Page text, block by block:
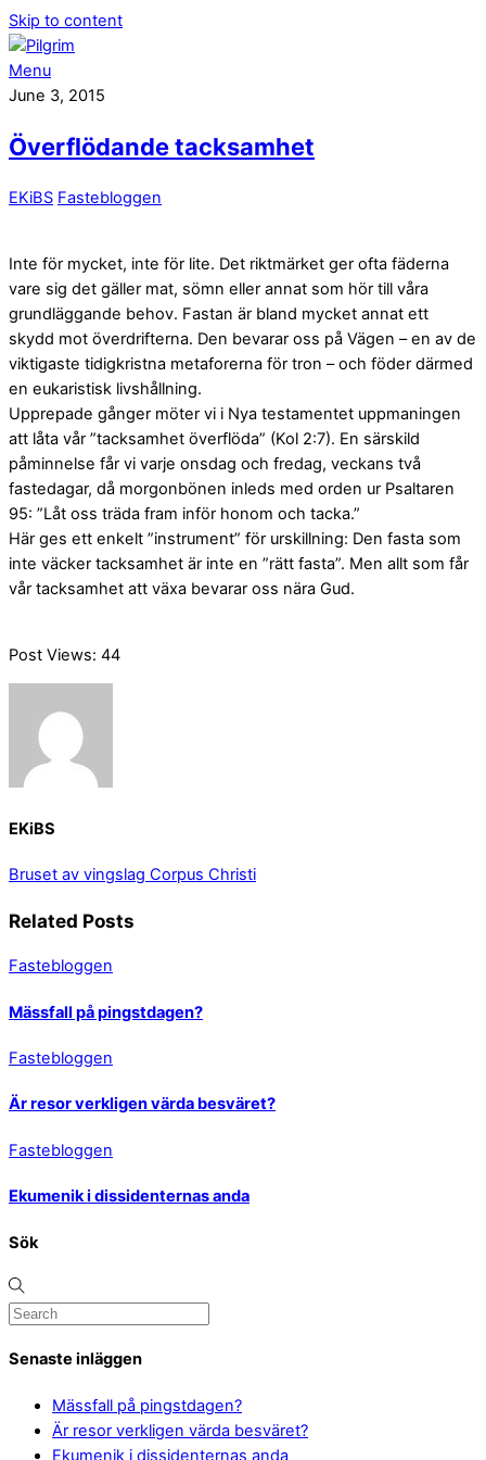
Skip to content
Menu
June 3, 2015
Överflödande tacksamhet
EKiBS Fastebloggen
Inte för mycket, inte för lite. Det riktmärket ger ofta fäderna
vare sig det gäller mat, sömn eller annat som hör till våra
grundläggande behov. Fastan är bland mycket annat ett
skydd mot överdrifterna. Den bevarar oss på Vägen – en av de
viktigaste tidigkristna metaforerna för tron – och föder därmed
en eukaristisk livshållning.
Upprepade gånger möter vi i Nya testamentet uppmaningen
att låta vår ”tacksamhet överflöda” (Kol 2:7). En särskild
påminnelse får vi varje onsdag och fredag, veckans två
fastedagar, då morgonbönen inleds med orden ur Psaltaren
95: ”Låt oss träda fram inför honom och tacka.”
Här ges ett enkelt ”instrument” för urskillning: Den fasta som
inte väcker tacksamhet är inte en ”rätt fasta”. Men allt som får
vår tacksamhet att växa bevarar oss nära Gud.
Post Views: 44
EKiBS
Bruset av vingslag Corpus Christi
Related Posts
Fastebloggen
Mässfall på pingstdagen?
Fastebloggen
Är resor verkligen värda besväret?
Fastebloggen
Ekumenik i dissidenternas anda
Sök
Senaste inläggen
Mässfall på pingstdagen?
Är resor verkligen värda besväret?
Ekumenik i dissidenternas anda